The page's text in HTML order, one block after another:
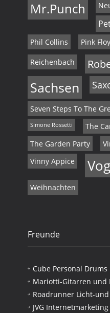
Mr.Punch
Phil Collins Pink
Reichenbach
Sachsen
Seven Steps To The
Simone Rossetti
The
The Garden Party
Vinny Appice
Weihnachten
Freunde
Cube Personal Drums
Mariotti-Gitarren und
Roadrunner Licht-
JVG Internetmarketing